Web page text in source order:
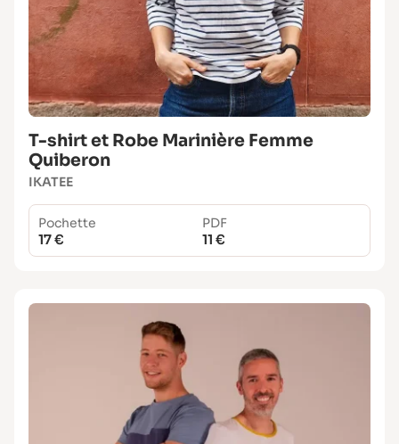
T-shirt et Robe Marinière Femme
Quiberon
IKATEE
Pochette
17 €
PDF
11 €